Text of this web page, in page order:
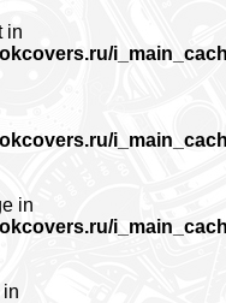
in
in